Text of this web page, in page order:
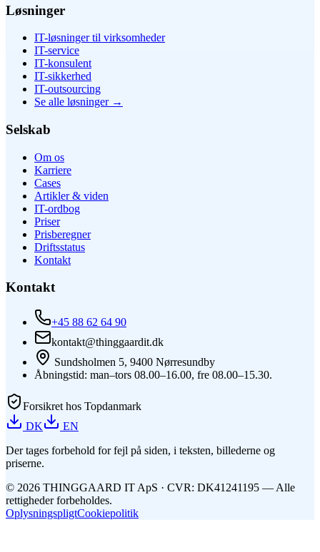
Løsninger
IT-løsninger til virksomheder
IT-service
IT-konsulent
IT-sikkerhed
IT-outsourcing
Se alle løsninger→
Selskab
Om os
Karriere
Cases
Artikler & viden
IT-ordbog
Priser
Prisberegner
Driftsstatus
Kontakt
Kontakt
+45 88 62 64 90
kontakt@thinggaardit.dk
Sundsholmen 5, 9400 Nørresundby
Åbningstid: man–tors 08.00–16.00, fre 08.00–15.30.
Forsikret hos Topdanmark
DK
EN
Der tages forbehold for fejl på siden, i teksten, billederne og
priserne.
© 2026 THINGGAARD IT ApS · CVR: DK41241195 — Alle
rettigheder forbeholdes.
OplysningspligtCookiepolitik